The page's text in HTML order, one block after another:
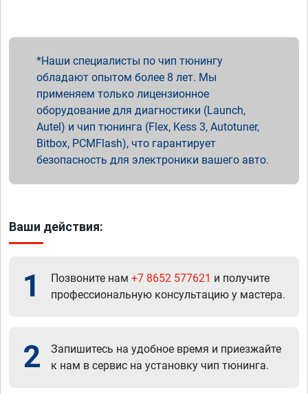
Наши специалисты по чип тюнингу
обладают опытом более 8 лет. Мы
применяем только лицензионное
оборудование для диагностики (Launch,
Autel) и чип тюнинга (Flex, Kess 3, Autotuner,
Bitbox, PCMFlash), что гарантирует
безопасность для электроники вашего авто.
Ваши действия:
1 Позвоните нам +7 8652 577621 и получите
профессиональную консультацию у мастера.
2
Запишитесь на удобное время и приезжайте
к нам в сервис на установку чип тюнинга.